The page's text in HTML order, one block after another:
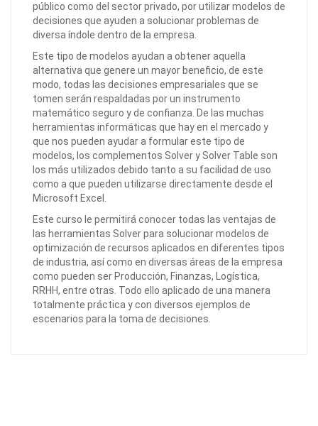
público como del sector privado, por utilizar modelos de
decisiones que ayuden a solucionar problemas de
diversa índole dentro de la empresa.
Este tipo de modelos ayudan a obtener aquella
alternativa que genere un mayor beneficio, de este
modo, todas las decisiones empresariales que se
tomen serán respaldadas por un instrumento
matemático seguro y de confianza. De las muchas
herramientas informáticas que hay en el mercado y
que nos pueden ayudar a formular este tipo de
modelos, los complementos Solver y Solver Table son
los más utilizados debido tanto a su facilidad de uso
como a que pueden utilizarse directamente desde el
Microsoft Excel.
Este curso le permitirá conocer todas las ventajas de
las herramientas Solver para solucionar modelos de
optimización de recursos aplicados en diferentes tipos
de industria, así como en diversas áreas de la empresa
como pueden ser Producción, Finanzas, Logística,
RRHH, entre otras. Todo ello aplicado de una manera
totalmente práctica y con diversos ejemplos de
escenarios para la toma de decisiones.